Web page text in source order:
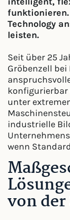
funktionieren.
Technology
leisten.
Seit über 25
Gröbenzell
konfigurierbar
unter
industrielle
wenn
von der